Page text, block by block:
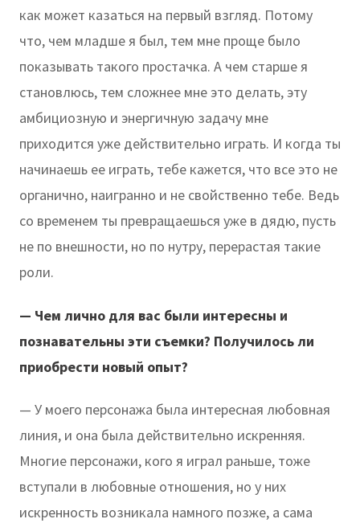
как может казаться на первый взгляд. Потому
что, чем младше я был, тем мне проще было
показывать такого простачка. А чем старше я
становлюсь, тем сложнее мне это делать, эту
амбициозную и энергичную задачу мне
приходится уже действительно играть. И когда ты
начинаешь ее играть, тебе кажется, что все это не
органично, наигранно и не свойственно тебе. Ведь
со временем ты превращаешься уже в дядю, пусть
не по внешности, но по нутру, перерастая такие
роли.
— Чем лично для вас были интересны и
познавательны эти съемки? Получилось ли
приобрести новый опыт?
— У моего персонажа была интересная любовная
линия, и она была действительно искренняя.
Многие персонажи, кого я играл раньше, тоже
вступали в любовные отношения, но у них
искренность возникала намного позже, а сама